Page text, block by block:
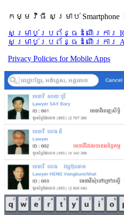
កម្មវិធី សម្រាប់ Smartphone
សម្រាប់​ប្រព័ន្ធដំណើរការ
សម្រាប់​ប្រព័ន្ធដំណើរការ
Privacy Policies for Mobile Apps